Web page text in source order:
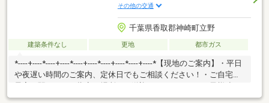
その他の交通
千葉県香取郡神崎町立野
建築条件なし 更地 都市ガス
*----+----*----+----*----+----*----+----*----+----*【現地のご案内】・平日
や夜遅い時間のご案内、定休日でもご相談ください！・ご自宅や
最寄り駅など、ご指定の場所まで送迎いたします！・お子様連れ
大歓迎です◎【お金のご相談】※資金面のご相談のみも大歓迎で